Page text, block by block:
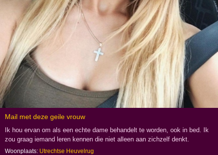
IJsselstein
Leusden
Nieuwegein
Soest
Stichtse Vecht
Utrecht
Utrechtse Heuvelrug
Veenendaal
Vijfheerenlanden
Woerden
Zuid-Holland
Mail met deze geile vrouw
Ik hou ervan om als een echte dame behandelt te worden, ook in bed. Ik
zou graag iemand leren kennen die niet alleen aan zichzelf denkt.
Woonplaats: Utrechtse Heuvelrug